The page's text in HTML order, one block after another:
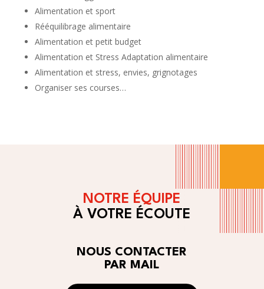
Alimentation et sport
Rééquilibrage alimentaire
Alimentation et petit budget
Alimentation et Stress Adaptation alimentaire
Alimentation et stress, envies, grignotages
Organiser ses courses…
NOTRE ÉQUIPE
À VOTRE ÉCOUTE
NOUS CONTACTER
PAR MAIL